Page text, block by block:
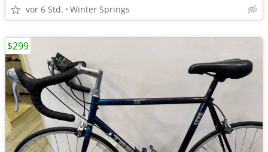
vor 6 Std. Winter Springs
$299